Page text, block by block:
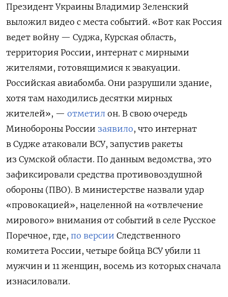
Президент Украины Владимир Зеленский
выложил видео с места событий. «Вот как Россия
ведет войну — Суджа, Курская область,
территория России, интернат с мирными
жителями, готовящимися к эвакуации.
Российская авиабомба. Они разрушили здание,
хотя там находились десятки мирных
жителей», — отметил он. В свою очередь
Минобороны России заявило, что интернат
в Судже атаковали ВСУ, запустив ракеты
из Сумской области. По данным ведомства, это
зафиксировали средства противовоздушной
обороны (ПВО). В министерстве назвали удар
«провокацией», нацеленной на «отвлечение
мирового» внимания от событий в селе Русское
Поречное, где, по версии Следственного
комитета России, четыре бойца ВСУ убили 11
мужчин и 11 женщин, восемь из которых сначала
изнасиловали.